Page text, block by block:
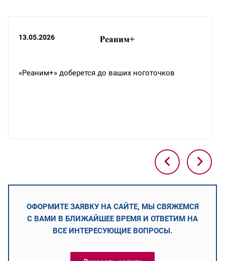
13.05.2026
«Реаним+» доберется до ваших ноготочков
ОФОРМИТЕ ЗАЯВКУ НА САЙТЕ, МЫ СВЯЖЕМСЯ
С ВАМИ В БЛИЖАЙШЕЕ ВРЕМЯ И ОТВЕТИМ НА
ВСЕ ИНТЕРЕСУЮЩИЕ ВОПРОСЫ.